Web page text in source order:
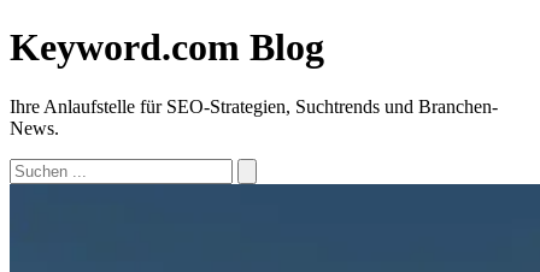
Keyword.com Blog
Ihre Anlaufstelle für SEO-Strategien, Suchtrends und Branchen-
News.